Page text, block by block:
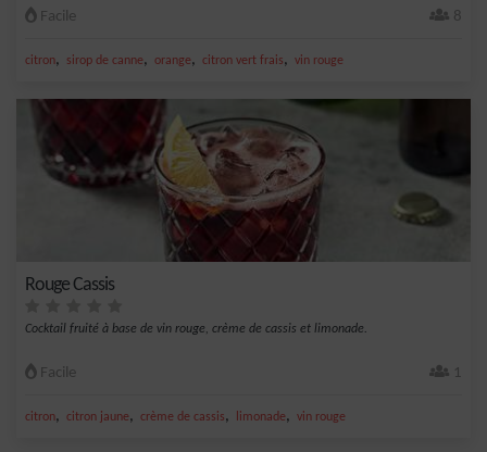
Facile 8
citron, sirop de canne, orange, citron vert frais, vin rouge
Rouge Cassis
Cocktail fruité à base de vin rouge, crème de cassis et limonade.
Facile 1
citron, citron jaune, crème de cassis, limonade, vin rouge